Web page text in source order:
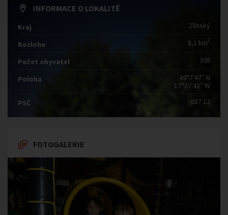
INFORMACE O LOKALITĚ
Kraj Zlínský
Rozloha 8,1 km2
Počet obyvatel 308
Poloha
49°7′47″ N
17°37′42″ W
PSČ
687 12
FOTOGALERIE